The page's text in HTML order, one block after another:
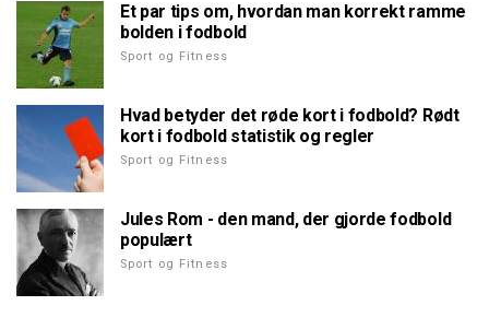
Et par tips om, hvordan man korrekt ramme
bolden i fodbold
Sport og Fitness
Hvad betyder det røde kort i fodbold? Rødt
kort i fodbold statistik og regler
Sport og Fitness
Jules Rom - den mand, der gjorde fodbold
populært
Sport og Fitness